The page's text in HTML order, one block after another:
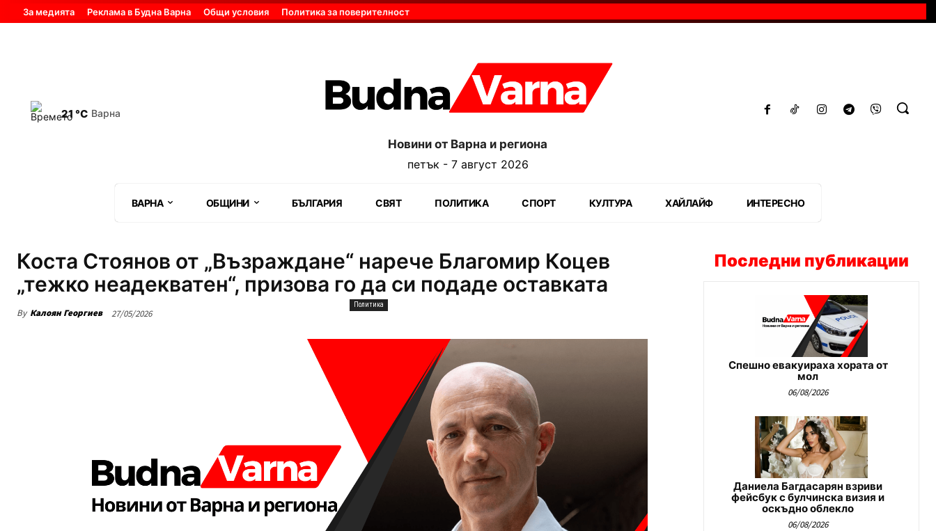
За медията Реклама в Будна Варна Общи условия Политика за поверителност
21 °C Варна
Новини от Варна и региона
петък - 7 август 2026
ВАРНА ОБЩИНИ БЪЛГАРИЯ СВЯТ ПОЛИТИКА СПОРТ КУЛТУРА ХАЙЛАЙФ ИНТЕРЕСНО
Коста Стоянов от „Възраждане“ нарече Благомир Коцев
„тежко неадекватен“, призова го да си подаде оставката
By Калоян Георгиев 27/05/2026
Политика
Последни публикации
Спешно евакуираха хората от
мол
06/08/2026
Даниела Багдасарян взриви
фейсбук с булчинска визия и
оскъдно облекло
06/08/2026